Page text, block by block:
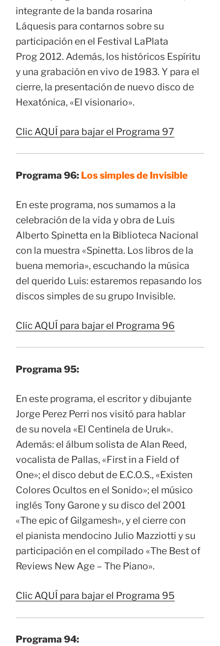
integrante de la banda rosarina
Láquesis para contarnos sobre su
participación en el Festival LaPlata
Prog 2012. Además, los históricos Espíritu
y una grabación en vivo de 1983. Y para el
cierre, la presentación de nuevo disco de
Hexatónica, «El visionario».
Clic AQUÍ para bajar el Programa 97
Programa 96: Los simples de Invisible
En este programa, nos sumamos a la
celebración de la vida y obra de Luis
Alberto Spinetta en la Biblioteca Nacional
con la muestra «Spinetta. Los libros de la
buena memoria», escuchando la música
del querido Luis: estaremos repasando los
discos simples de su grupo Invisible.
Clic AQUÍ para bajar el Programa 96
Programa 95:
En este programa, el escritor y dibujante
Jorge Perez Perri nos visitó para hablar
de su novela «El Centinela de Uruk».
Además: el álbum solista de Alan Reed,
vocalista de Pallas, «First in a Field of
One»; el disco debut de E.C.O.S., «Existen
Colores Ocultos en el Sonido»; el músico
inglés Tony Garone y su disco del 2001
«The epic of Gilgamesh», y el cierre con
el pianista mendocino Julio Mazziotti y su
participación en el compilado «The Best of
Reviews New Age – The Piano».
Clic AQUÍ para bajar el Programa 95
Programa 94: